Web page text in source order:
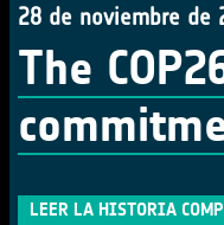
28 de noviembre de
The
LEER LA HISTORIA